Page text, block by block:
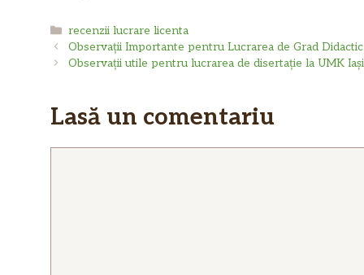
Categorii
recenzii lucrare licenta
Observații Importante pentru Lucrarea de Grad
Observații utile pentru lucrarea de disertație la UMK
Lasă un comentariu